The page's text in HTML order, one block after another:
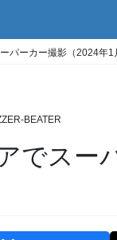
パーカー撮影（2024年1
BEATER
でスー